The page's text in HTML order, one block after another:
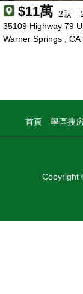
$11萬 2臥
35109 Highway 79
Warner Springs , CA
首頁 學區搜
Copyright